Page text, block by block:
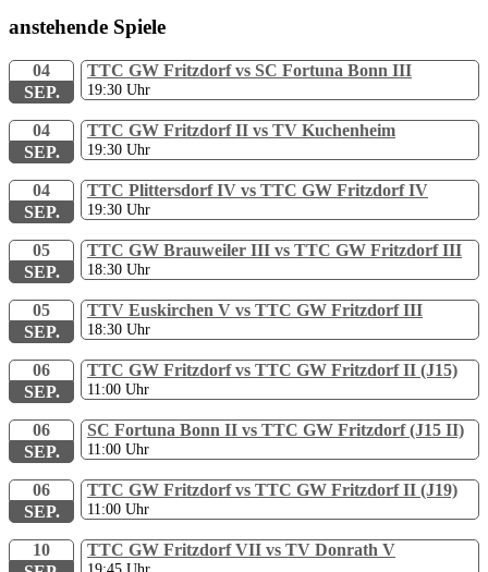
anstehende Spiele
04
SEP.
TTC GW Fritzdorf vs SC Fortuna Bonn III
19:30 Uhr
04
SEP.
TTC GW Fritzdorf II vs TV Kuchenheim
19:30 Uhr
04
SEP.
TTC Plittersdorf IV vs TTC GW Fritzdorf IV
19:30 Uhr
05
SEP.
TTC GW Brauweiler III vs TTC GW Fritzdorf III
18:30 Uhr
05
SEP.
TTV Euskirchen V vs TTC GW Fritzdorf III
18:30 Uhr
06
SEP.
TTC GW Fritzdorf vs TTC GW Fritzdorf II (J15)
11:00 Uhr
06
SEP.
SC Fortuna Bonn II vs TTC GW Fritzdorf (J15 II)
11:00 Uhr
06
SEP.
TTC GW Fritzdorf vs TTC GW Fritzdorf II (J19)
11:00 Uhr
10
TTC GW Fritzdorf VII vs TV Donrath V
19:45 Uhr